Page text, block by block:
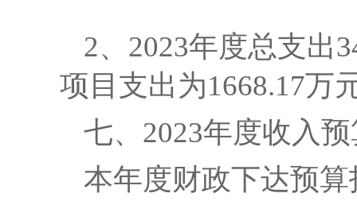
2、 2023年度总支出
项目支出为1668.17万
七、 2023年度收入
本年度财政下达预算